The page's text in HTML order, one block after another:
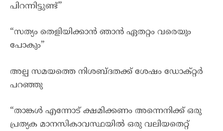
പിറന്നിട്ടുണ്ട്”
“സത്യം തെളിയിക്കാൻ ഞാൻ ഏതറ്റം വരെയും
പോകും”
അല്പ സമയത്തെ നിശബ്ദതക്ക് ശേഷം ഡോക്റ്റർ
പറഞ്ഞു
“താങ്കൾ എന്നോട് ക്ഷമിക്കണം അന്നെനിക്ക് ഒരു
പ്രത്യക മാനസികാവസ്ഥയിൽ ഒരു വലിയതെറ്റ്